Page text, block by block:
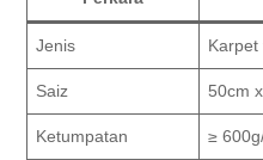
Jenis Karpet
Saiz 50cm
Ketumpatan ≥